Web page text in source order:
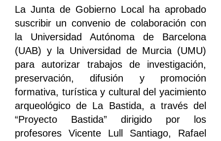
La Junta de Gobierno Local ha aprobado
suscribir un convenio de colaboración con
la Universidad Autónoma de Barcelona
(UAB) y la Universidad de Murcia (UMU)
para autorizar trabajos de investigación,
preservación, difusión y promoción
formativa, turística y cultural del yacimiento
arqueológico de La Bastida, a través del
“Proyecto Bastida” dirigido por los
profesores Vicente Lull Santiago, Rafael